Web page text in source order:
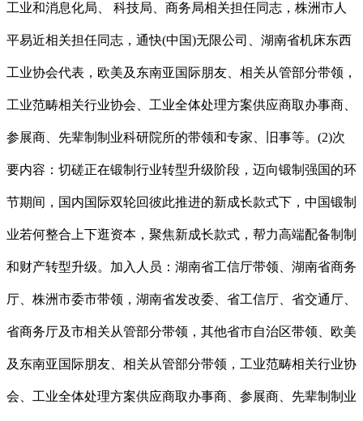
工业和消息化局、 科技局、商务局相关担任同志，株洲市人
平易近相关担任同志，通快(中国)无限公司、湖南省机床东西
工业协会代表，欧美及东南亚国际朋友、相关从管部分带领，
工业范畴相关行业协会、工业全体处理方案供应商取办事商、
参展商、先辈制制业科研院所的带领和专家、旧事等。(2)次
要内容：切磋正在锻制行业转型升级阶段，迈向锻制强国的环
节期间，国内国际双轮回彼此推进的新成长款式下，中国锻制
业若何整合上下逛资本，聚焦新成长款式，帮力高端配备制制
和财产转型升级。加入人员：湖南省工信厅带领、湖南省商务
厅、株洲市委市带领，湖南省发改委、省工信厅、省交通厅、
省商务厅及市相关从管部分带领，其他省市自治区带领、欧美
及东南亚国际朋友、相关从管部分带领，工业范畴相关行业协
会、工业全体处理方案供应商取办事商、参展商、先辈制制业